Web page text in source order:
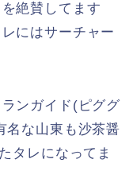
絶賛してます
にはサーチャー
ンガイド(ピググ
名な山東も沙茶醤
タレになってま